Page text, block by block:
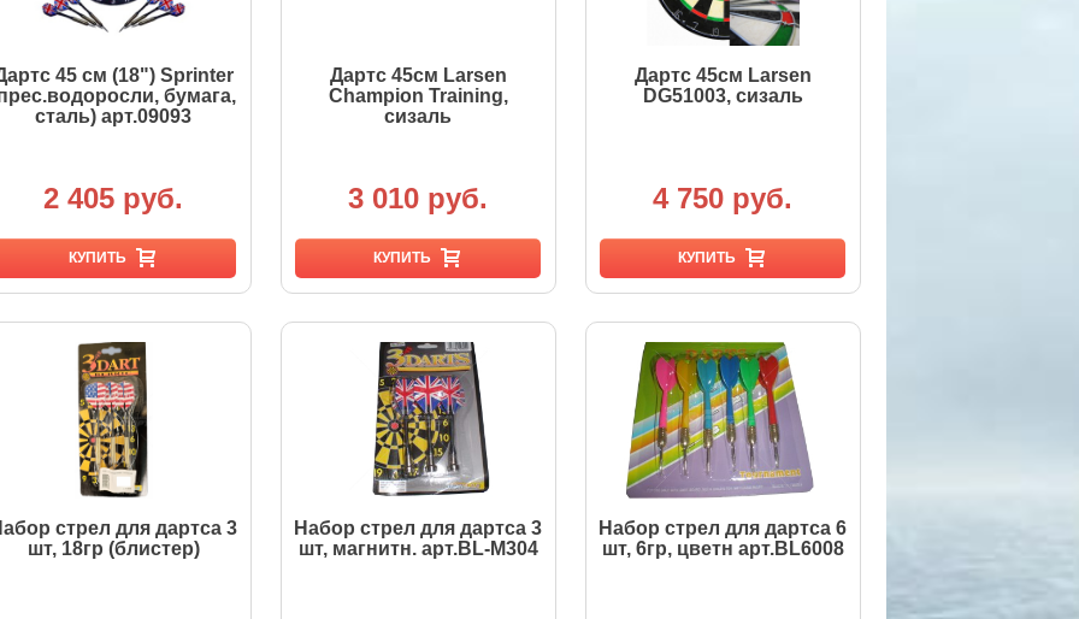
45 см (18") Sprinter
бумага,
сталь) арт.09093
2 405 руб.
КУПИТЬ
Дартс 45см Larsen
Champion Training,
сизаль
3 010 руб.
КУПИТЬ
Дартс 45см Larsen
DG51003, сизаль
4 750 руб.
КУПИТЬ
стрел для дартса 3
шт, 18гр (блистер)
Набор стрел для дартса 3
шт, магнитн. арт.BL-M304
Набор стрел для дартса 6
шт, 6гр, цветн арт.BL6008